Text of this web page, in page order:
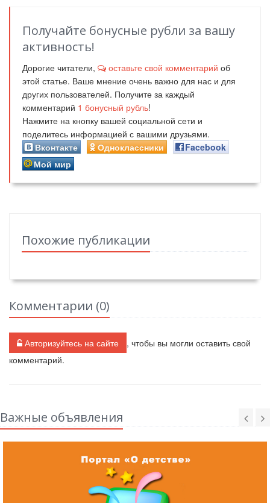
Получайте бонусные рубли за вашу
активность!
Дорогие читатели, оставьте свой комментарий об
этой статье. Ваше мнение очень важно для нас и для
других пользователей. Получите за каждый
комментарий 1 бонусный рубль!
Нажмите на кнопку вашей социальной сети и
поделитесь информацией с вашими друзьями.
Вконтакте
Одноклассники
Facebook
Мой мир
Похожие публикации
Комментарии (0)
Авторизуйтесь на сайте
, чтобы вы могли оставить свой
комментарий.
Важные объявления